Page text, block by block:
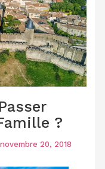
?
novembre 20, 2018